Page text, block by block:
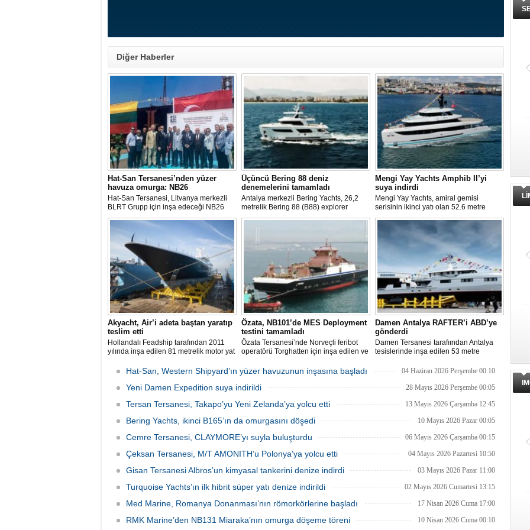
Diğer Haberler
Hat-San Tersanesi’nden yüzer
havuza omurga: NB26
Hat-San Tersanesi, Litvanya merkezli
BLRT Grupp için inşa edeceği NB26
inşa numaralı yüzer havuzun omurga
yerleştirme törenini Yalova’daki
tersanesinde gerçekleştirdi.
Üçüncü Bering 88 deniz
denemelerini tamamladı
Antalya merkezli Bering Yachts, 26,2
metrelik Bering 88 (B88) explorer
serisinin üçüncü teknesinin ilk deniz
Mengi Yay Yachts Amphib II’yi
suya indirdi
Mengi Yay Yachts, amiral gemisi
serisinin ikinci yatı olan 52.6 metre
uzunluğundaki Amphib II’yi,
İstanbul’daki Tuzla tersanelerinde
başarıyla denize indirildi.
Akyacht, Air’i adeta baştan yaratıp
teslim etti
Hollandalı Feadship tarafından 2011
yılında inşa edilen 81 metrelik motor yat
tersanesindeki büyük refit (yenileme)
Özata, NB101’de MES Deployment
testini tamamladı
Özata Tersanesi’nde Norveçli feribot
operatörü Torghatten için inşa edilen ve
gemide gerçekleştirilen MES (Marine
Evacuation System) Deployment Testi
başarıyla tamamlandı.
Damen Antalya RAFTER’i ABD’ye
gönderdi
Damen Tersanesi tarafıından Antalya
tesislerinde inşa edilen 53 metre
gemisi ABD’ye doğru yola çıktı.
Hat-San, Western Shipyard’ın yüzer havuzunun inşasına başladı 04 Haziran 2026 Perşembe 00:10
Yeni Damen Expedition suya indirildi 28 Mayıs 2026 Perşembe 00:05
Tersan Tersanesi, Takapo’yu Yeni Zelanda’ya yolcu etti 13 Mayıs 2026 Çarşamba 12:45
Bering Yachts, ikinci B165’ın da omurgasını döşedi 10 Mayıs 2026 Pazar 00:05
Cemre Tersanesi, CLAYMORE’yı suyla buluşturdu 06 Mayıs 2026 Çarşamba 00:15
Çeksan Tersanesi, M/T AMONITH’u Polonya’ya yolcu etti 04 Mayıs 2026 Pazartesi 10:50
Gisan Tersanesi Albros’un kimyasal tankerini denize indirdi 03 Mayıs 2026 Pazar 11:00
Turquoise Yachts’ın ilk hibrit süper yatı denize indirildi 02 Mayıs 2026 Cumartesi 13:15
Med Marine, Romanya Donanması’nın römorkörlerine başladı 17 Nisan 2026 Cuma 17:00
RMK Marine’den NB131 Miaraka’nın omurga döşeme töreni 10 Nisan 2026 Cuma 00:10